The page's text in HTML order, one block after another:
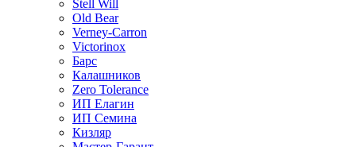
Stell Will
Old Bear
Verney-Carron
Victorinox
Барс
Калашников
Zero Tolerance
ИП Елагин
ИП Семина
Кизляр